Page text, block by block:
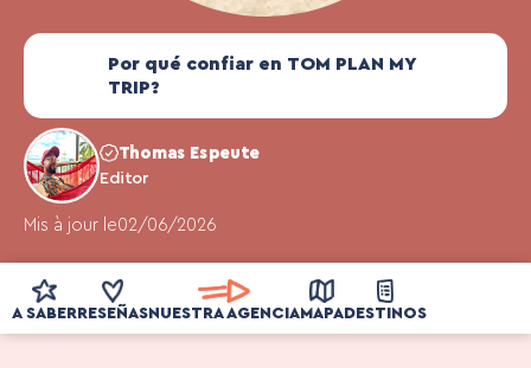
Por qué confiar en TOM PLAN MY
TRIP?
Thomas Espeute
Editor
Mis à jour le02/06/2026
A SABER RESEÑASNUESTRA AGENCIAMAPA DESTINOS